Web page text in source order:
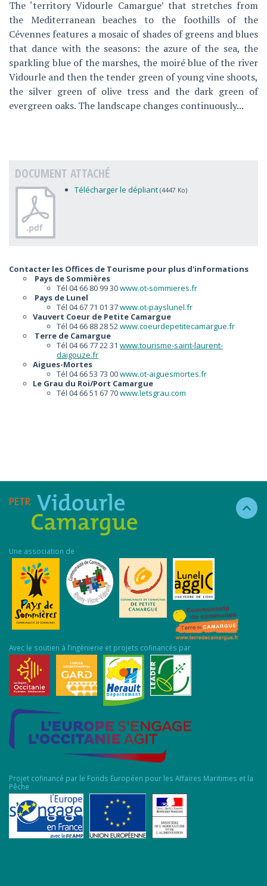
The ‘territory Vidourle Camargue’ that stretches from
the Mediterranean beaches to the foothills of the
Cévennes features a mosaic of shades of greens and blues
that dance with the seasons: the azure of the sea, the
sparkling blue of the marshes, the moiré blue of the river
Vidourle and then the tender green of young vine shoots,
the silver green of olive tress and the dark green of
evergreen oaks. The landscape changes continuously...
DOCUMENT ATTACHÉ
Télécharger le dépliant (4447 Ko)
Contacter les Offices de Tourisme pour plus d'informations
Pays de Sommières
Tél 04 66 80 99 30www.ot-sommieres.fr
Pays de Lunel
Tél 04 67 71 01 37www.ot-payslunel.fr
Vauvert Coeur de Petite Camargue
Tél 04 66 88 28 52www.coeurdepetitecamargue.fr
Terre de Camargue
Tél 04 66 77 22 31 www.tourisme-saint-laurent-
daigouze.fr
Aigues-Mortes
Tél 04 66 53 73 00www.ot-aiguesmortes.fr
Le Grau du Roi/Port Camargue
Tél 04 66 51 67 70www.letsgrau.com
Une association de
Avec le soutien à l’ingénierie et projets cofinancés par
Projet cofinancé par le Fonds Européen pour les Affaires Maritimes et la
Pêche